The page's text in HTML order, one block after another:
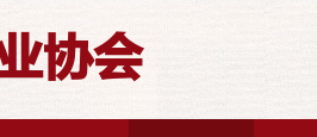
协会